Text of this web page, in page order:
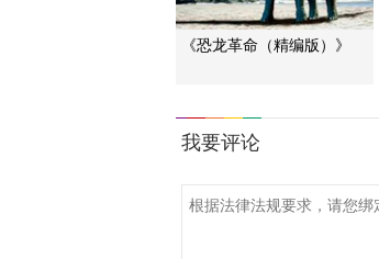
《恐龙革命（精编版）》